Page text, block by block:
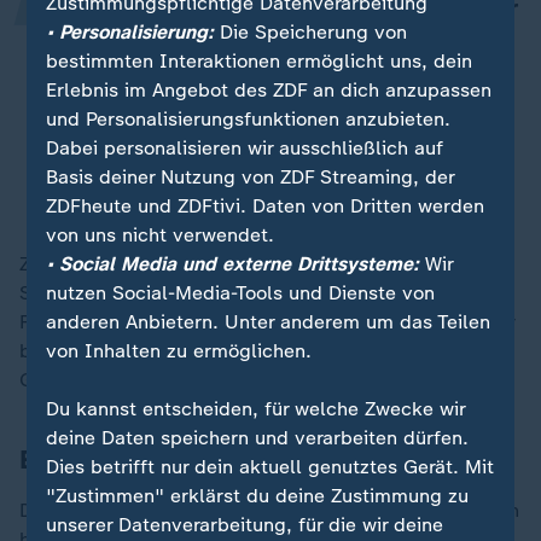
Wir wissen, wie wichtig es ist, an der
Organisation von Turnieren beteiligt
zu sein, nicht zuletzt, um mehr
Mädchen für den Fußball zu
begeistern.
SvFF-Präsident Fredrik Reinfeldt
Zudem hatte der Verband Portugals bereits Anfang
September sein Interesse erklärt. Dänemark hat die
Frauen-EM 1991 erstmals ausgetragen, Schweden war
bereits zweimal (2013 und 1997 mit Norwegen)
Gastgeber.
EM-Vergabe im Dezember
Die an der Ausrichtung interessierten Verbände müssen
• Personalisierung:Die Speicherung von
bestimmten Interaktionen ermöglicht uns, dein
Erlebnis im Angebot des ZDF an dich anzupassen
und Personalisierungsfunktionen anzubieten.
Dabei personalisieren wir ausschließlich auf
Basis deiner Nutzung von ZDF Streaming, der
ZDFheute und ZDFtivi. Daten von Dritten werden
von uns nicht verwendet.
• Social Media und externe Drittsysteme:Wir
nutzen Social-Media-Tools und Dienste von
anderen Anbietern. Unter anderem um das Teilen
von Inhalten zu ermöglichen.
Du kannst entscheiden, für welche Zwecke wir
deine Daten speichern und verarbeiten dürfen.
Dies betrifft nur dein aktuell genutztes Gerät. Mit
"Zustimmen" erklärst du deine Zustimmung zu
unserer Datenverarbeitung, für die wir deine